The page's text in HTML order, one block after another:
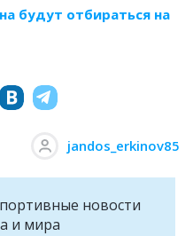
будут отбираться на
jandos_erkinov85
новости
и мира